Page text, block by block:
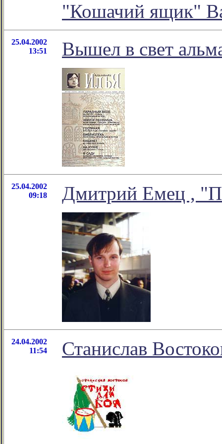
"Кошачий ящик"
25.04.2002
13:51
Вышел в свет
25.04.2002
09:18
Дмитрий Емец ,
24.04.2002
11:54
Станислав